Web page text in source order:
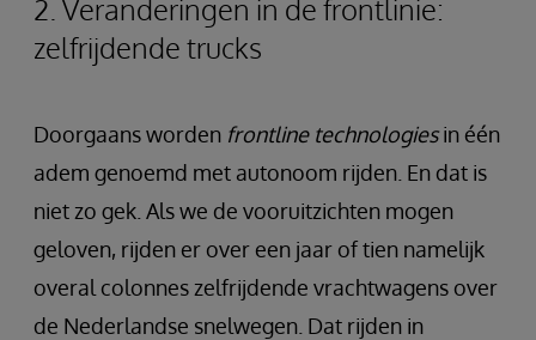
2. Veranderingen in de frontlinie:
zelfrijdende trucks
Doorgaans worden frontline technologiesin één
adem genoemd met autonoom rijden. En dat is
niet zo gek. Als we de vooruitzichten mogen
geloven, rijden er over een jaar of tien namelijk
overal colonnes zelfrijdende vrachtwagens over
de Nederlandse snelwegen. Dat rijden in